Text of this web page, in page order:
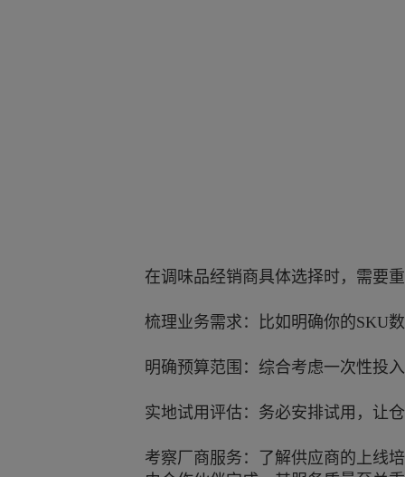
在调味品经销商具体选择时，需要
梳理业务需求：比如明确你的SKU
明确预算范围：综合考虑一次性投
实地试用评估：务必安排试用，让
考察厂商服务：了解供应商的上线